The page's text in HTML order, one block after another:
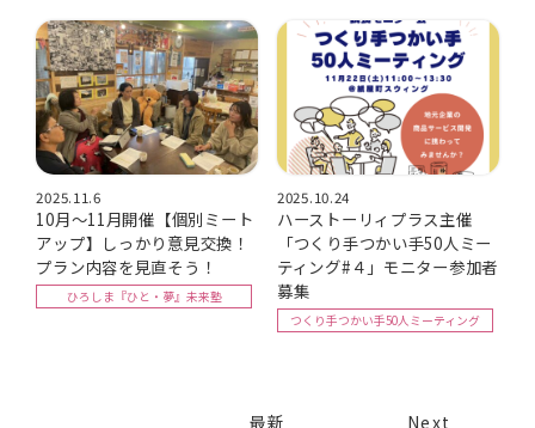
2025.11.6
10月～11月開催【個別ミート
アップ】しっかり意見交換！
プラン内容を見直そう！
ひろしま『ひと・夢』未来塾
2025.10.24
ハーストーリィプラス主催
「つくり手つかい手50人ミー
ティング#４」モニター参加者
募集
つくり手つかい手50人ミーティング
最新 Next